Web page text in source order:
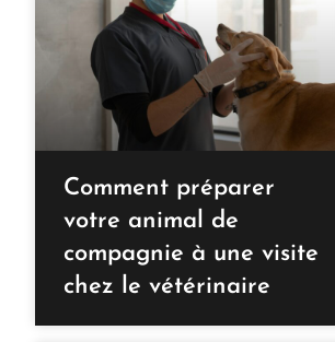
Comment préparer
votre animal de
compagnie à une visite
chez le vétérinaire